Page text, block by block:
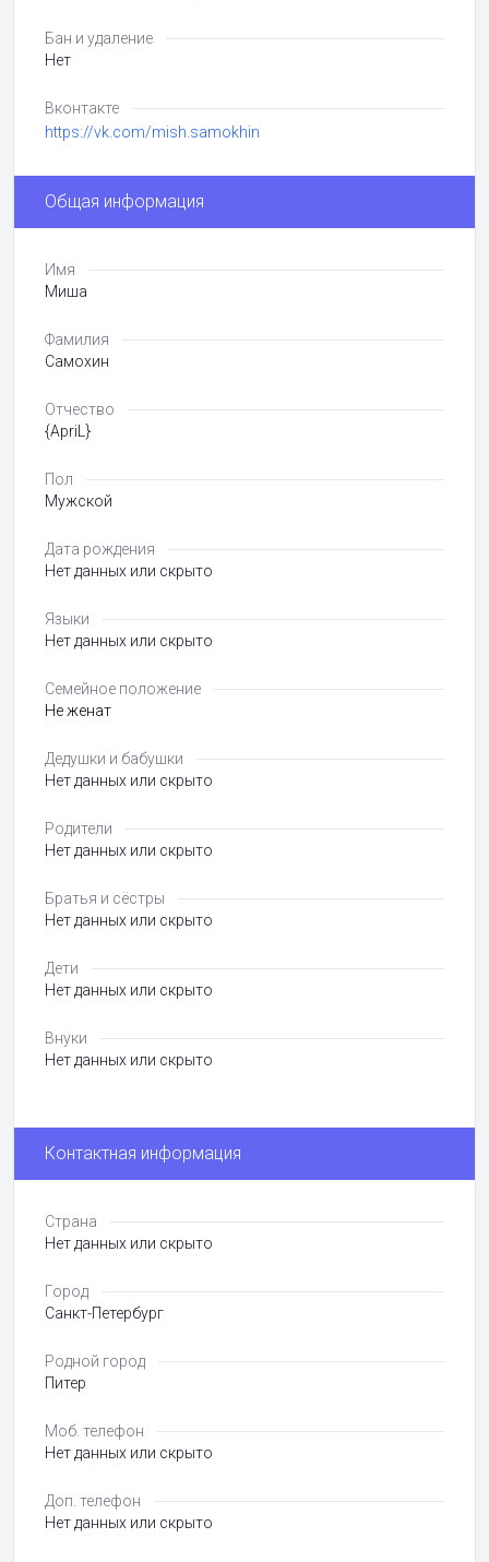
Бан и удаление
Нет
Вконтакте
https://vk.com/mish.samokhin
Общая информация
Имя
Миша
Фамилия
Самохин
Отчество
{ApriL}
Пол
Мужской
Дата рождения
Нет данных или скрыто
Языки
Нет данных или скрыто
Семейное положение
Не женат
Дедушки и бабушки
Нет данных или скрыто
Родители
Нет данных или скрыто
Братья и сёстры
Нет данных или скрыто
Дети
Нет данных или скрыто
Внуки
Нет данных или скрыто
Контактная информация
Страна
Нет данных или скрыто
Город
Санкт-Петербург
Родной город
Питер
Моб. телефон
Нет данных или скрыто
Доп. телефон
Нет данных или скрыто